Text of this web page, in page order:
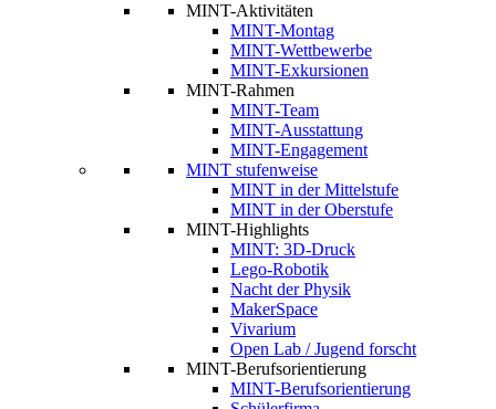
MINT-Aktivitäten
MINT-Montag
MINT-Wettbewerbe
MINT-Exkursionen
MINT-Rahmen
MINT-Team
MINT-Ausstattung
MINT-Engagement
MINT stufenweise
MINT in der Mittelstufe
MINT in der Oberstufe
MINT-Highlights
MINT: 3D-Druck
Lego-Robotik
Nacht der Physik
MakerSpace
Vivarium
Open Lab / Jugend forscht
MINT-Berufsorientierung
MINT-Berufsorientierung